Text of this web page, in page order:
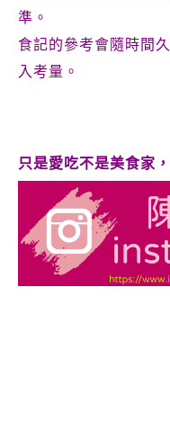
準。
食記的參考會隨時間
入考量。
只是愛吃不是美食家